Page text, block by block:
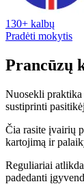
130+ kalbų
Pradėti mokytis
Prancūzų
Nuosekli praktika
sustiprinti
Čia rasite įvairių
kartojimą ir
Reguliariai
padedanti